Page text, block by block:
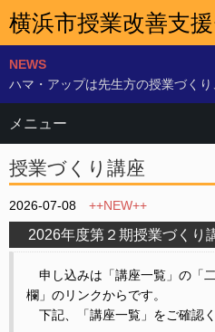
横浜市授業改善支
NEWS
ハマ・アップは先生方の授業づくり
メニュー
授業づくり講座
2026-07-08 ++NEW++
2026年度第２期授業づくり
申し込みは「講座一覧」の「
欄」のリンクからです。
下記、「講座一覧」をご確認く